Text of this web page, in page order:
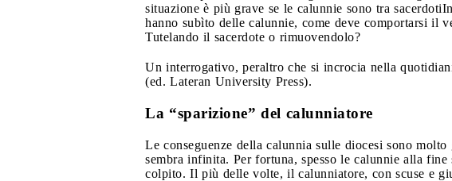
situazione è più grave se le calunnie sono tra sacerdoti
hanno subìto delle calunnie, come deve comportarsi il
Tutelando il sacerdote o rimuovendolo?
Un interrogativo, peraltro che si incrocia nella
(ed. Lateran University Press).
La “sparizione” del calunniatore
Le conseguenze della calunnia sulle diocesi sono molto
sembra infinita. Per fortuna, spesso le calunnie alla
colpito. Il più delle volte, il calunniatore, con scuse e